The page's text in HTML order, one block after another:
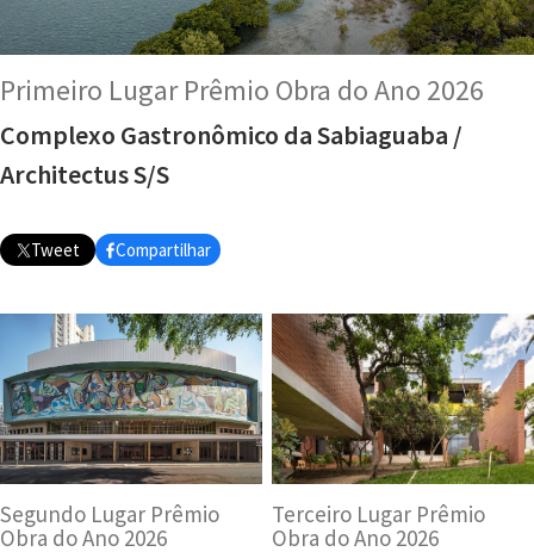
Primeiro Lugar Prêmio Obra do Ano 2026
Complexo Gastronômico da Sabiaguaba /
Architectus S/S
Tweet Compartilhar
Segundo Lugar Prêmio
Obra do Ano 2026
Terceiro Lugar Prêmio
Obra do Ano 2026